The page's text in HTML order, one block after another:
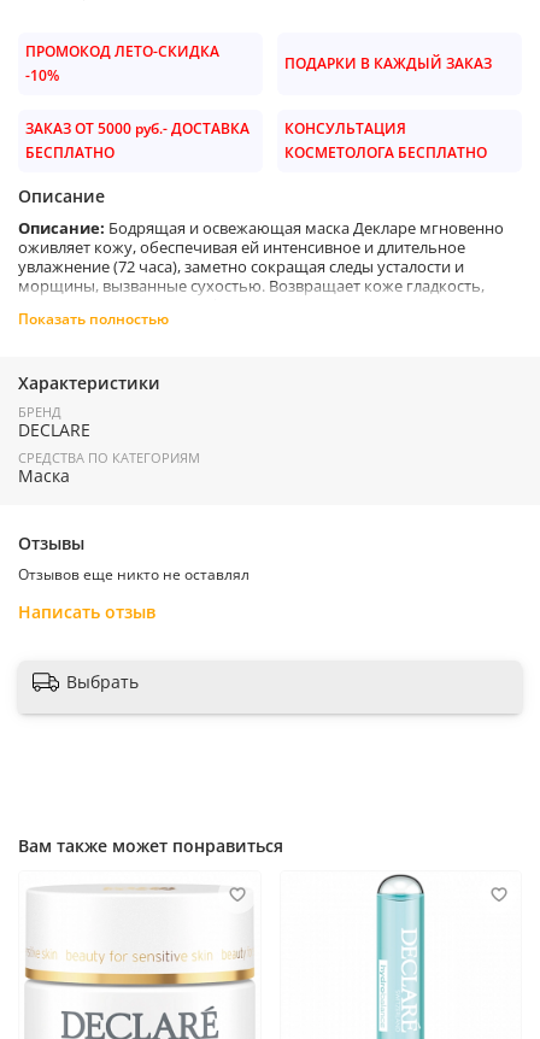
ПРОМОКОД ЛЕТО-СКИДКА
-10%
ПОДАРКИ В КАЖДЫЙ ЗАКАЗ
ЗАКАЗ ОТ 5000 руб.- ДОСТАВКА
БЕСПЛАТНО
КОНСУЛЬТАЦИЯ
КОСМЕТОЛОГА БЕСПЛАТНО
Описание
Описание: Бодрящая и освежающая маска Декларе мгновенно
оживляет кожу, обеспечивая ей интенсивное и длительное
увлажнение (72 часа), заметно сокращая следы усталости и
морщины, вызванные сухостью. Возвращает коже гладкость,
Маска мгновенно увлажняет кожу, что способствует
морщин.
Глубокое увлажнение возвращает коже гладкость,
внутреннее сияние и комфорт.
лица и шеи плотным слоем. Оставить на 10-15 минут. Остатки
маски удалить влажным ватным спонжем или аккуратно
распределить по коже. Рекомендуется использовать 1-2 раза в
Показать полностью
Характеристики
БРЕНД
DECLARE
СРЕДСТВА ПО КАТЕГОРИЯМ
Маска
Отзывы
Отзывов еще никто не оставлял
Написать отзыв
Выбрать
Вам также может понравиться